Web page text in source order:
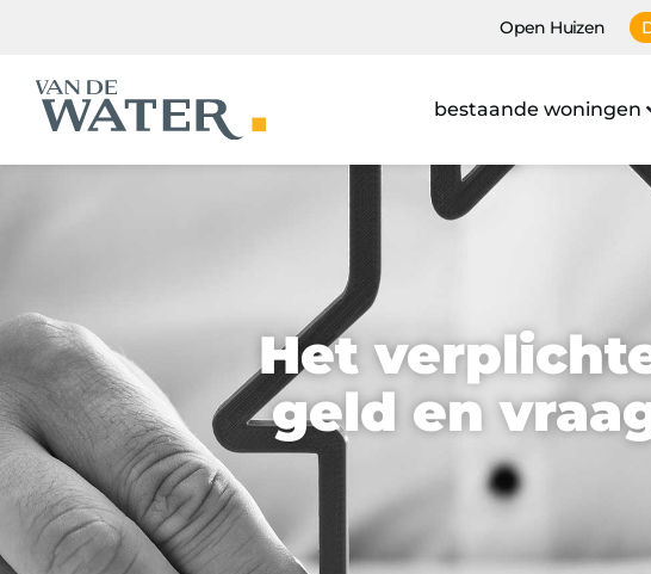
Open Huizen
bestaande woningen
Het
geld en